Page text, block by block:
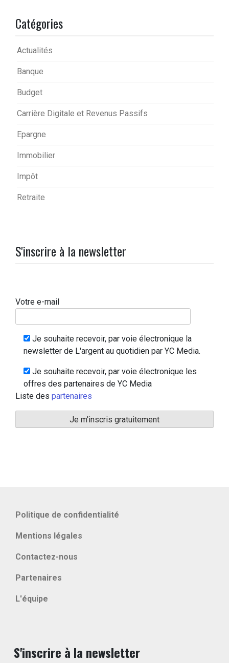
Catégories
Actualités
Banque
Budget
Carrière Digitale et Revenus Passifs
Epargne
Immobilier
Impôt
Retraite
S'inscrire à la newsletter
Votre e-mail
Je souhaite recevoir, par voie électronique la
newsletter de L'argent au quotidien par YC Media.
Je souhaite recevoir, par voie électronique les
offres des partenaires de YC Media
Liste des partenaires
Politique de confidentialité
Mentions légales
Contactez-nous
Partenaires
L'équipe
S'inscrire à la newsletter